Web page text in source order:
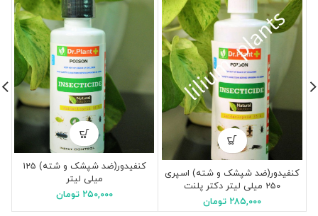
کنفیدور(ضد شپشک و شته) اسپری
۲۵۰ میلی لیتر دکتر پلنت
۲۸۵,۰۰۰ تومان
کنفیدور(ضد شپشک و شته) ۱۲۵
میلی لیتر
۲۵۰,۰۰۰ تومان